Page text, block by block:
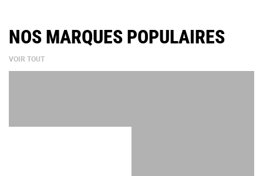
NOS MARQUES POPULAIRES
VOIR TOUT